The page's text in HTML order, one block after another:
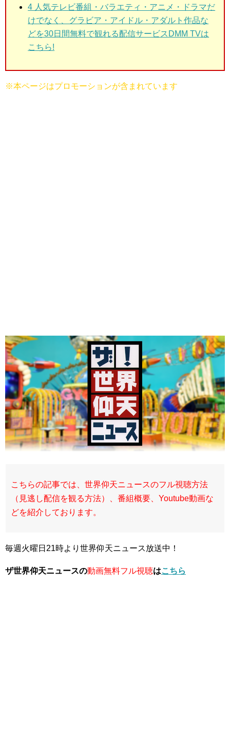
4 人気テレビ番組・バラエティ・アニメ・ドラマだ
けでなく、グラビア・アイドル・アダルト作品な
どを30日間無料で観れる配信サービスDMM TVは
こちら!
※本ページはプロモーションが含まれています
こちらの記事では、世界仰天ニュースのフル視聴方法
（見逃し配信を観る方法）、番組概要、Youtube動画な
どを紹介しております。
毎週火曜日21時より世界仰天ニュース放送中！
ザ世界仰天ニュースの動画無料フル視聴はこちら